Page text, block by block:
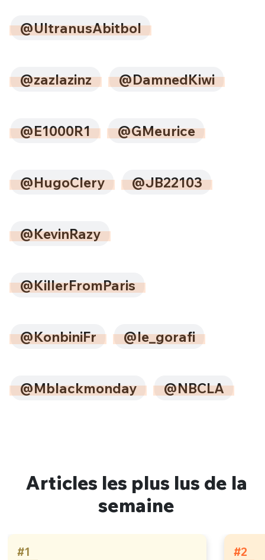
@UltranusAbitbol
@zazlazinz @DamnedKiwi
@E1000R1 @GMeurice
@HugoClery @JB22103
@KevinRazy
@KillerFromParis
@KonbiniFr @le_gorafi
@Mblackmonday @NBCLA
Articles les plus lus de la
semaine
#1 #2